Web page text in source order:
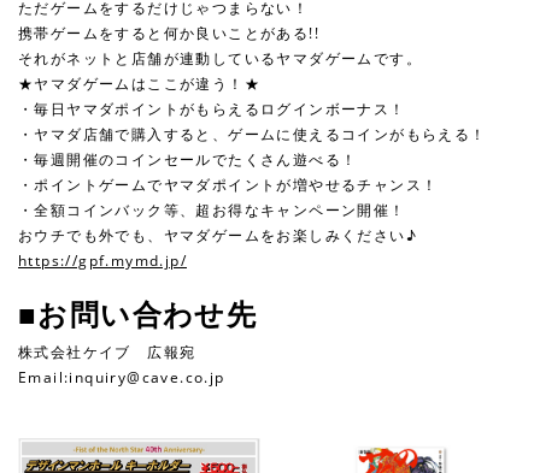
ただゲームをするだけじゃつまらない！
携帯ゲームをすると何か良いことがある!!
それがネットと店舗が連動しているヤマダゲームです。
★ヤマダゲームはここが違う！★
・毎日ヤマダポイントがもらえるログインボーナス！
・ヤマダ店舗で購入すると、ゲームに使えるコインがもらえる！
・毎週開催のコインセールでたくさん遊べる！
・ポイントゲームでヤマダポイントが増やせるチャンス！
・全額コインバック等、超お得なキャンペーン開催！
おウチでも外でも、ヤマダゲームをお楽しみください♪
https://gpf.mymd.jp/
■お問い合わせ先
株式会社ケイブ 広報宛
Email:inquiry@cave.co.jp